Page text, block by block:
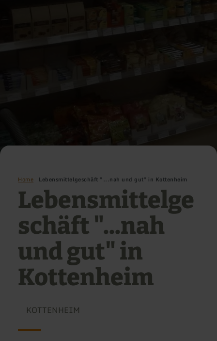
Home Lebensmittelgeschäft "...nah und gut" in Kottenheim
Lebensmittelge
schäft "...nah
und gut" in
Kottenheim
KOTTENHEIM